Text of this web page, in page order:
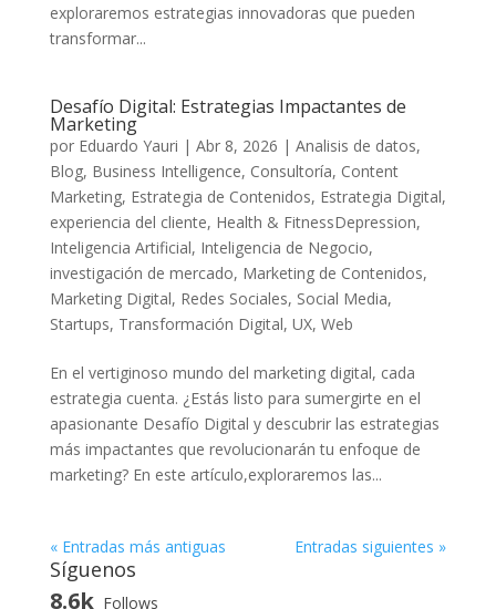
exploraremos estrategias innovadoras ⁢que pueden
transformar...
Desafío Digital: Estrategias Impactantes de
Marketing
por Eduardo Yauri | Abr 8, 2026 | Analisis de datos,
Blog, Business Intelligence, Consultoría, Content
Marketing, Estrategia de Contenidos, Estrategia Digital,
experiencia del cliente, Health & FitnessDepression,
Inteligencia Artificial, Inteligencia de Negocio,
investigación de mercado, Marketing de Contenidos,
Marketing Digital, Redes Sociales, Social Media,
Startups, Transformación Digital, UX, Web
En​ el vertiginoso mundo del⁢ marketing digital, cada
estrategia cuenta. ⁤¿Estás listo para ⁢sumergirte en el‍
apasionante Desafío Digital y descubrir las estrategias
más impactantes​ que revolucionarán tu enfoque de
⁤marketing? En‍ este artículo,exploraremos las...
« Entradas más antiguas Entradas siguientes »
Síguenos
8.6k Follows